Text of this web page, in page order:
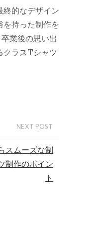
終的なデザイン
持った制作を
業後の思い出
クラスTシャツ
NEXT POST
スムーズな制
制作のポイン
ト